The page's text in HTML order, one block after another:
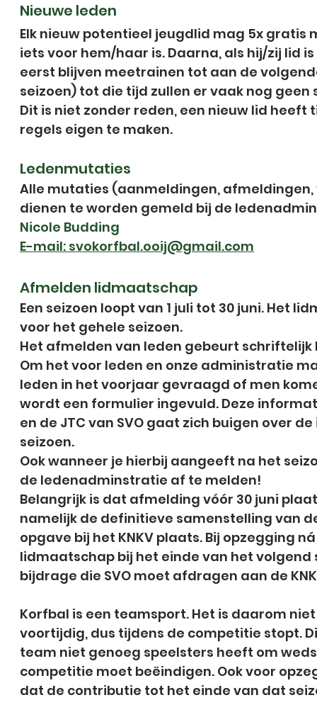
Nieuwe leden
Elk nieuw potentieel jeugdlid mag 5x gratis
iets voor hem/haar is. Daarna, als hij/zij lid
eerst blijven meetrainen tot aan de
seizoen) tot die tijd zullen er vaak nog
Dit is niet zonder reden, een nieuw lid
regels eigen te maken.
Ledenmutaties
Alle mutaties (aanmeldingen,
dienen te worden gemeld bij de
Nicole Budding
E-mail: svokorfbal.ooij@gmail.com
Afmelden lidmaatschap
Een seizoen loopt van 1 juli tot 30 juni. Het
voor het gehele seizoen.
Het afmelden van leden gebeurt
Om het voor leden en onze administratie
leden in het voorjaar gevraagd of men
wordt een formulier ingevuld. Deze
en de JTC van SVO gaat zich buigen over
seizoen.
Ook wanneer je hierbij aangeeft na het
de ledenadminstratie af te melden!
Belangrijk is dat afmelding vóór 30 juni
namelijk de definitieve samenstelling van
opgave bij het KNKV plaats. Bij opzegging
lidmaatschap bij het einde van het volgend
bijdrage die SVO moet afdragen aan de
Korfbal is een teamsport. Het is daarom
voortijdig, dus tijdens de competitie stopt.
team niet genoeg speelsters heeft om
competitie moet beëindigen. Ook voor
dat de contributie tot het einde van dat